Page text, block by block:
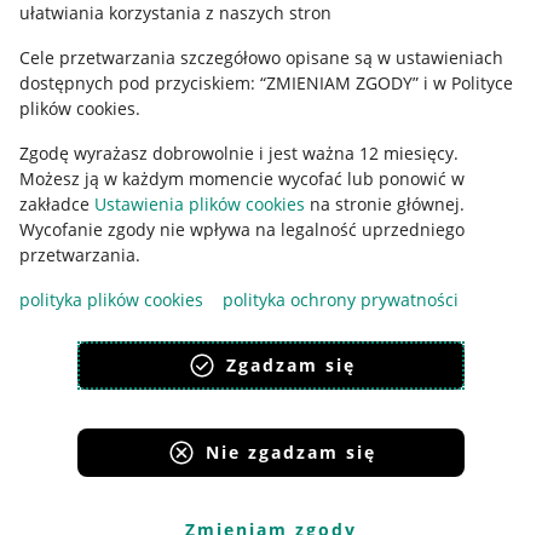
ułatwiania korzystania z naszych stron
Cele przetwarzania szczegółowo opisane są w ustawieniach
dostępnych pod przyciskiem: “ZMIENIAM ZGODY” i w Polityce
plików cookies.
Zgodę wyrażasz dobrowolnie i jest ważna 12 miesięcy.
Możesz ją w każdym momencie wycofać lub ponowić w
zakładce Ustawienia plików cookies na stronie głównej.
Wycofanie zgody nie wpływa na legalność uprzedniego
przetwarzania.
polityka plików cookies
polityka ochrony prywatności
Zgadzam się
Nie zgadzam się
Zmieniam zgody
Ustawienia plików "cookies"
Udostępnianie lokalizacji
Informacje dla Aktu o Usługach Cyfrowych
Pobierz aplikację
Korzystanie z serwisu oznacza akceptacjęregulaminu